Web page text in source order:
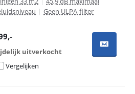
| Geen ULPA-filter
,-
uitverkocht
Vergelijken